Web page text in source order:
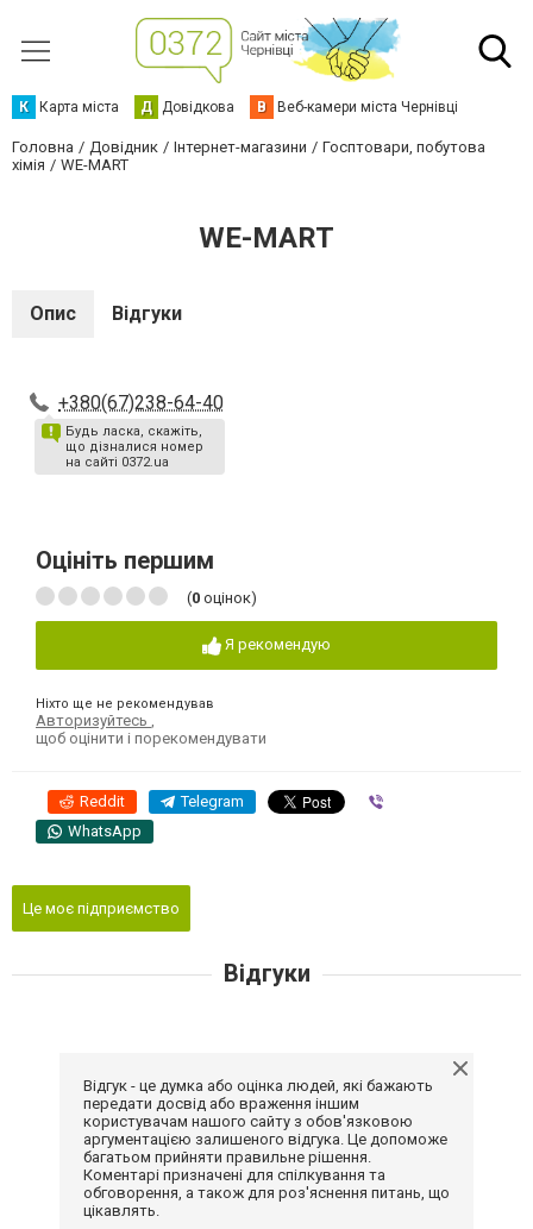
К Карта міста Д Довідкова В Веб-камери міста Чернівці
Головна Довідник Інтернет-магазини
Госптовари, побутова
хімія
WE-MART
WE-MART
Опис Відгуки
+380(67)238-64-40
Будь ласка, скажіть,
що дізналися номер
на сайті 0372.ua
Оцініть першим
(0 оцінок)
Я рекомендую
Ніхто ще не рекомендував
Авторизуйтесь
щоб оцінити і порекомендувати
Reddit Telegram
WhatsApp
Це моє підприємство
Відгуки
Відгук - це думка або оцінка людей, які бажають
передати досвід або враження іншим
користувачам нашого сайту з обов'язковою
аргументацією залишеного відгука. Це допоможе
багатьом прийняти правильне рішення.
Коментарі призначені для спілкування та
обговорення, а також для роз'яснення питань, що
цікавлять.